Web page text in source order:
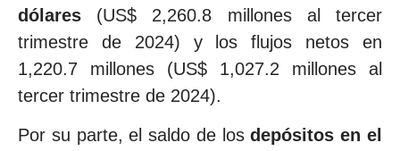
dólares (US$ 2,260.8 millones al tercer
trimestre de 2024) y los flujos netos en
1,220.7 millones (US$ 1,027.2 millones al
tercer trimestre de 2024).
Por su parte, el saldo de losdepósitos en el